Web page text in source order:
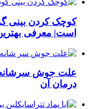
کوچک کردن بینی
است| معرفی
علت جوش سرشانه
درمان آن